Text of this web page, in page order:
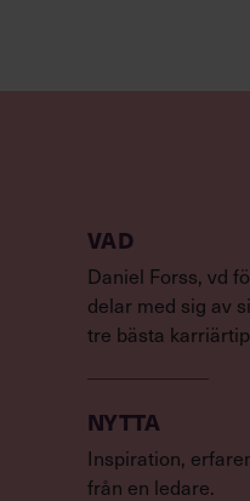
VAD
Daniel Forss, vd
delar med sig av
tre bästa
NYTTA
Inspiration,
från en ledare.